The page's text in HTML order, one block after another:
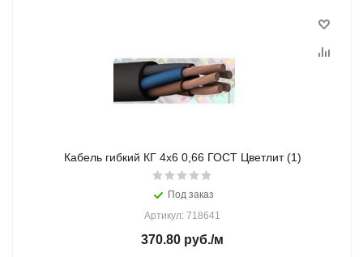
Кабель гибкий КГ 4х6 0,66 ГОСТ Цветлит (1)
Под заказ
Артикул: 718641
370.80 руб./м